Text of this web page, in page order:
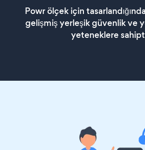
Powr ölçek için
gelişmiş yerleşik güvenlik ve
yeteneklere